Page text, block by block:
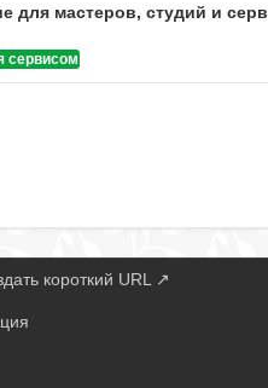
для мастеров, студий и
сервисом
короткий URL ↗